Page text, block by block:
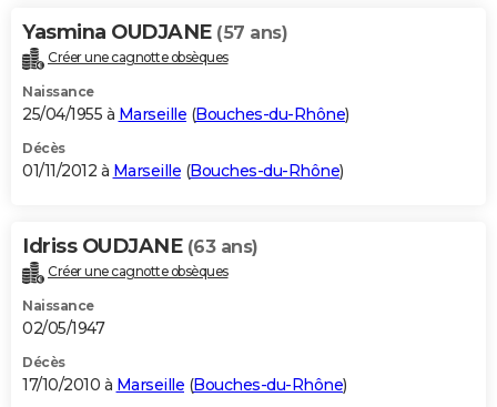
Yasmina OUDJANE (57 ans)
Créer une cagnotte obsèques
Naissance
25/04/1955 à Marseille (Bouches-du-Rhône)
Décès
01/11/2012 à Marseille (Bouches-du-Rhône)
Idriss OUDJANE (63 ans)
Créer une cagnotte obsèques
Naissance
02/05/1947
Décès
17/10/2010 à Marseille (Bouches-du-Rhône)